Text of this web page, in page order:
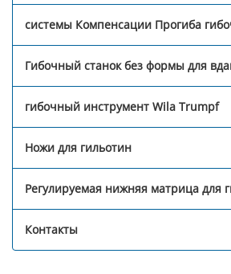
системы Компенсации Прогиба
Гибочный станок без формы для
гибочный инструмент Wila Trumpf
Ножи для гильотин
Регулируемая нижняя матрица для
Контакты